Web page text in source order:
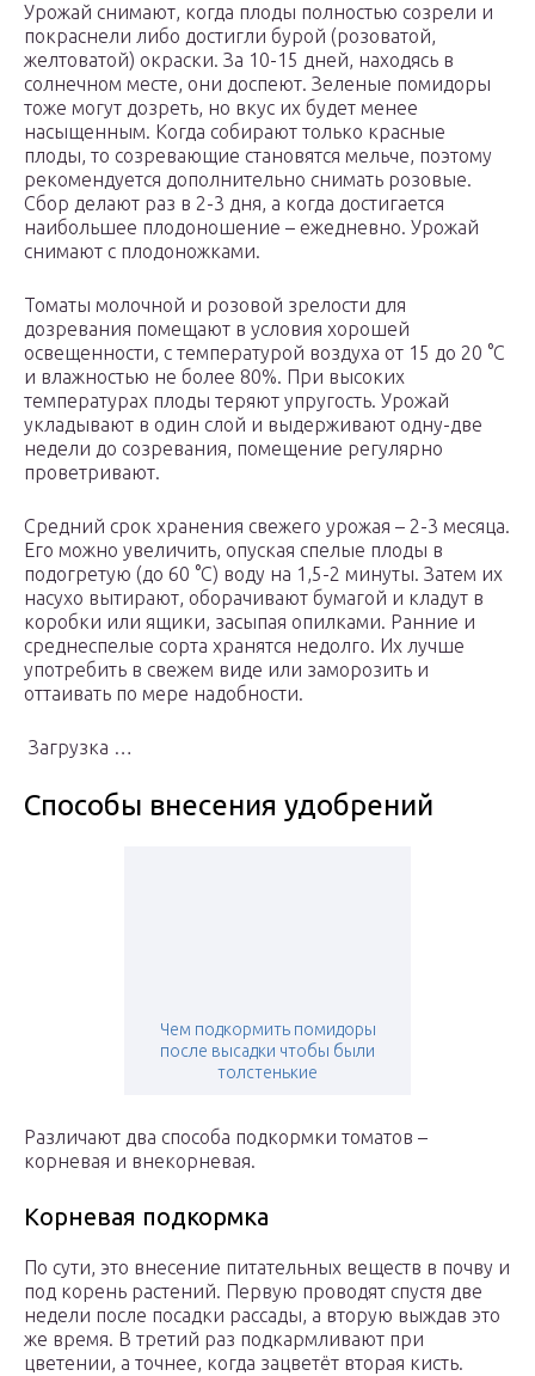
Урожай снимают, когда плоды полностью созрели и
покраснели либо достигли бурой (розоватой,
желтоватой) окраски. За 10-15 дней, находясь в
солнечном месте, они доспеют. Зеленые помидоры
тоже могут дозреть, но вкус их будет менее
насыщенным. Когда собирают только красные
плоды, то созревающие становятся мельче, поэтому
рекомендуется дополнительно снимать розовые.
Сбор делают раз в 2-3 дня, а когда достигается
наибольшее плодоношение – ежедневно. Урожай
снимают с плодоножками.
Томаты молочной и розовой зрелости для
дозревания помещают в условия хорошей
освещенности, с температурой воздуха от 15 до 20 °C
и влажностью не более 80%. При высоких
температурах плоды теряют упругость. Урожай
укладывают в один слой и выдерживают одну-две
недели до созревания, помещение регулярно
проветривают.
Средний срок хранения свежего урожая – 2-3 месяца.
Его можно увеличить, опуская спелые плоды в
подогретую (до 60 °C) воду на 1,5-2 минуты. Затем их
насухо вытирают, оборачивают бумагой и кладут в
коробки или ящики, засыпая опилками. Ранние и
среднеспелые сорта хранятся недолго. Их лучше
употребить в свежем виде или заморозить и
оттаивать по мере надобности.
Загрузка …
Способы внесения удобрений
Чем подкормить помидоры
после высадки чтобы были
толстенькие
Различают два способа подкормки томатов –
корневая и внекорневая.
Корневая подкормка
По сути, это внесение питательных веществ в почву и
под корень растений. Первую проводят спустя две
недели после посадки рассады, а вторую выждав это
же время. В третий раз подкармливают при
цветении, а точнее, когда зацветёт вторая кисть.